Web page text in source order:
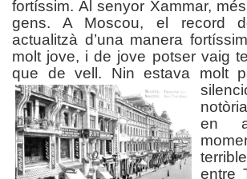
fortíssim. Al senyor Xammar,
gens. A Moscou, el record
actualitzà d’una manera
molt jove, i de jove potser vaig
que de vell. Nin estava molt
en
entre